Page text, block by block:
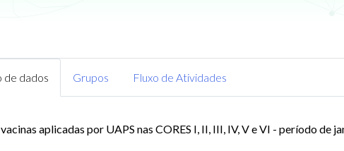
de dados Grupos Fluxo de Atividades
aplicadas por UAPS nas CORES I, II, III, IV, V e VI - período de